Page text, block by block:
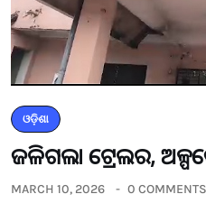
ଓଡ଼ିଶା
ଜଳିଗଲା ଟ୍ରେଲର,
MARCH 10, 2026 0 COMMENTS